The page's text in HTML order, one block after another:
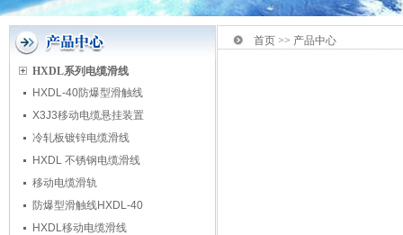
HXDL系列电缆滑线
HXDL-40防爆型滑触线
X3J3移动电缆悬挂装置
冷轧板镀锌电缆滑线
HXDL 不锈钢电缆滑线
移动电缆滑轨
防爆型滑触线HXDL-40
HXDL移动电缆滑线
首页 >> 产品中心